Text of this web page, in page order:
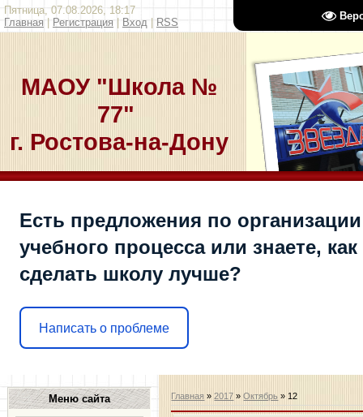
Пятница, 07.08.2026, 18:17
Главная
Регистрация Вход RSS
МАОУ "Школа №
77"
г. Ростова-на-Дону
Есть предложения по организации
учебного процесса или знаете, как
сделать школу лучше?
Написать о проблеме
Меню сайта Главная »2017 » Октябрь » 12